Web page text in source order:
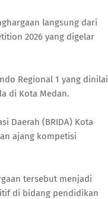
langsung dari
2026 yang digelar
Regional 1 yang dinilai
di Kota Medan.
Daerah (BRIDA) Kota
ajang kompetisi
tersebut menjadi
di bidang pendidikan